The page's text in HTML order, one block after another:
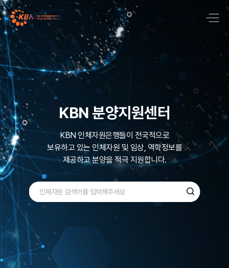
국내 최대 질병기반
바이오뱅크 네트워크
KBN은 국내 최대규모로 600,000명 이상의
다양한 검체인질병기반 인체자원을
수집, 관리 ,보유하고 있습니다.
KBN 분양지원센터
KBN 인체자원은행들이 전국적으로
보유하고 있는 인체자원 및 임상, 역학정보를
제공하고 분양을 적극 지원합니다.